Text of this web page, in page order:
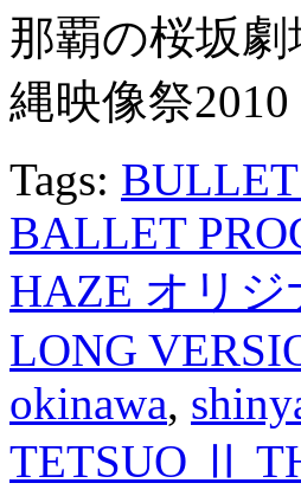
那覇の桜坂
縄映像祭
Tags:
BALLET
HAZE オリ
LONG
okinawa,
TETSUO Ⅱ